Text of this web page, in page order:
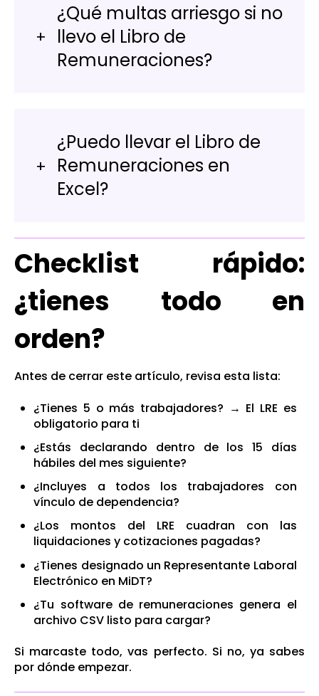
¿Qué multas arriesgo si no
llevo el Libro de
Remuneraciones?
¿Puedo llevar el Libro de
Remuneraciones en
Excel?
Checklist rápido:
¿tienes todo en
orden?
Antes de cerrar este artículo, revisa esta lista:
¿Tienes 5 o más trabajadores? → El LRE es
obligatorio para ti
¿Estás declarando dentro de los 15 días
hábiles del mes siguiente?
¿Incluyes a todos los trabajadores con
vínculo de dependencia?
¿Los montos del LRE cuadran con las
liquidaciones y cotizaciones pagadas?
¿Tienes designado un Representante Laboral
Electrónico en MiDT?
¿Tu software de remuneraciones genera el
archivo CSV listo para cargar?
Si marcaste todo, vas perfecto. Si no, ya sabes
por dónde empezar.